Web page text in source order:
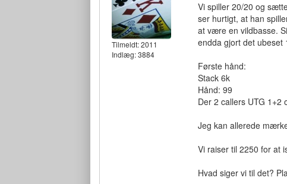
Tilmeldt:2011
Indlæg: 3884
Vi spiller 20/20 og
ser hurtigt, at han
at være en vildbasse.
endda gjort det ubeset
Første hånd:
Stack 6k
Hånd: 99
Der 2 callers UTG 1+2
Jeg kan allerede
Vi raiser til 2250 for at
Hvad siger vi til det?